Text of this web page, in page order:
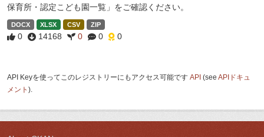
保育所・認定こども園一覧」をご確認ください。
DOCX XLSX CSV ZIP
0 14168 0 0 0
API Keyを使ってこのレジストリーにもアクセス可能です API (see APIドキュ
メント ).